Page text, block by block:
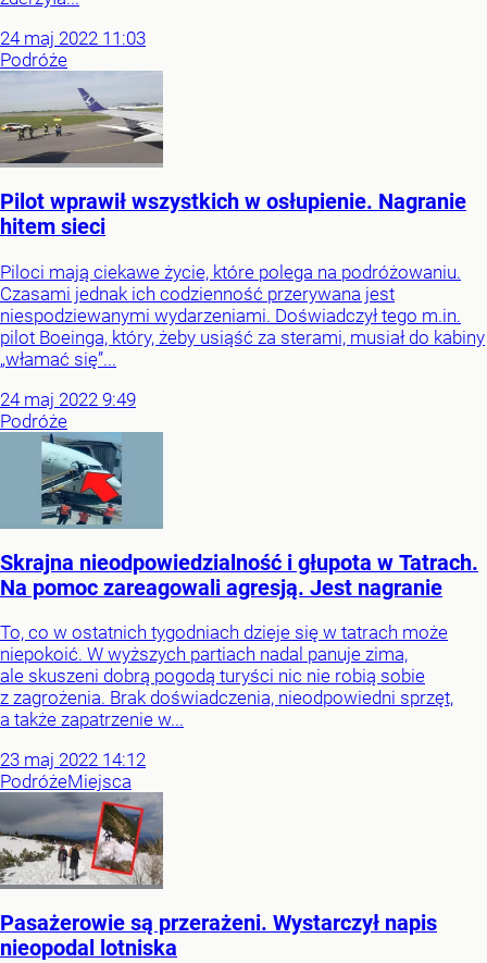
24 maj 2022 11:03
Podróże
Pilot wprawił wszystkich w osłupienie. Nagranie
hitem sieci
Piloci mają ciekawe życie, które polega na podróżowaniu.
Czasami jednak ich codzienność przerywana jest
niespodziewanymi wydarzeniami. Doświadczył tego m.in.
pilot Boeinga, który, żeby usiąść za sterami, musiał do kabiny
„włamać się”...
24 maj 2022 9:49
Podróże
Skrajna nieodpowiedzialność i głupota w Tatrach.
Na pomoc zareagowali agresją. Jest nagranie
To, co w ostatnich tygodniach dzieje się w tatrach może
niepokoić. W wyższych partiach nadal panuje zima,
ale skuszeni dobrą pogodą turyści nic nie robią sobie
z zagrożenia. Brak doświadczenia, nieodpowiedni sprzęt,
a także zapatrzenie w...
23 maj 2022 14:12
PodróżeMiejsca
Pasażerowie są przerażeni. Wystarczył napis
nieopodal lotniska